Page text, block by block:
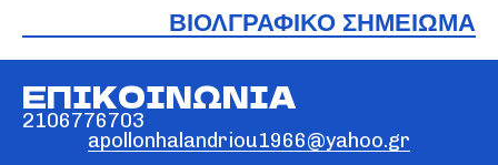
ΒΙΟΛΓΡΑΦΙΚΟ ΣΗΜΕΙΩΜΑ
ΕΠΙΚΟΙΝΩΝΙΑ
2106776703
apollonhalandriou1966@yahoo.gr